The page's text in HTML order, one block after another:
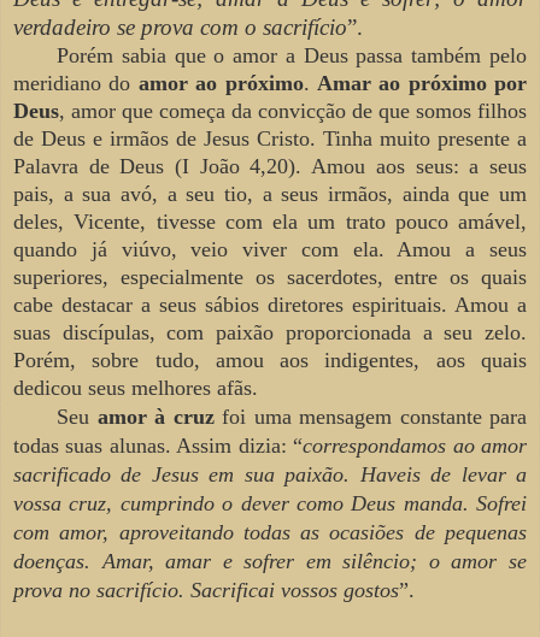
verdadeiro se prova com o sacrifício”.
Porém sabia que o amor a Deus passa também pelo
meridiano do amor ao próximo. Amar ao próximo por
Deus, amor que começa da convicção de que somos filhos
de Deus e irmãos de Jesus Cristo. Tinha muito presente a
Palavra de Deus (I João 4,20). Amou aos seus: a seus
pais, a sua avó, a seu tio, a seus irmãos, ainda que um
deles, Vicente, tivesse com ela um trato pouco amável,
quando já viúvo, veio viver com ela. Amou a seus
superiores, especialmente os sacerdotes, entre os quais
cabe destacar a seus sábios diretores espirituais. Amou a
suas discípulas, com paixão proporcionada a seu zelo.
Porém, sobre tudo, amou aos indigentes, aos quais
dedicou seus melhores afãs.
Seu amor à cruzfoi uma mensagem constante para
todas suas alunas. Assim dizia: “correspondamos ao amor
sacrificado de Jesus em sua paixão. Haveis de levar a
vossa cruz, cumprindo o dever como Deus manda. Sofrei
com amor, aproveitando todas as ocasiões de pequenas
doenças. Amar, amar e sofrer em silêncio; o amor se
prova no sacrifício. Sacrificai vossos gostos”.